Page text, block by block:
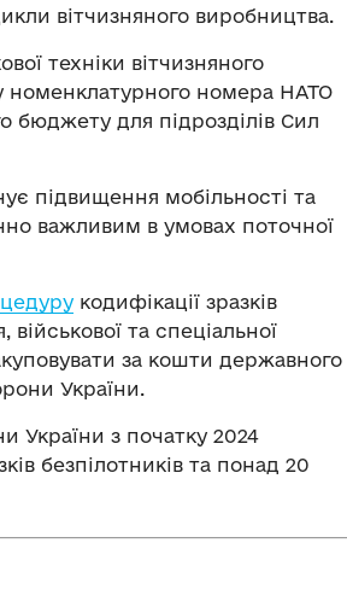
вітчизняного виробництва.
техніки вітчизняного
номенклатурного номера НАТО
бюджету для підрозділів Сил
підвищення мобільності та
важливим в умовах поточної
кодифікації зразків
та спеціальної
за кошти державного
України.
України з початку 2024
безпілотників та понад 20